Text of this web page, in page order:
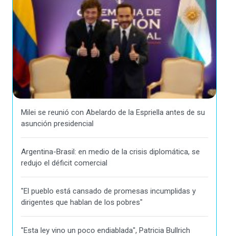
Milei se reunió con Abelardo de la Espriella antes de su
asunción presidencial
Argentina-Brasil: en medio de la crisis diplomática, se
redujo el déficit comercial
"El pueblo está cansado de promesas incumplidas y
dirigentes que hablan de los pobres"
"Esta ley vino un poco endiablada", Patricia Bullrich